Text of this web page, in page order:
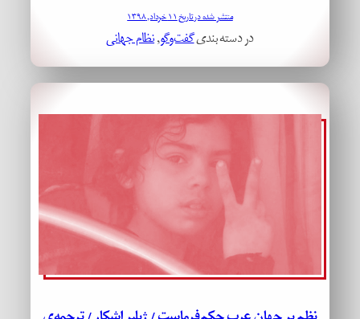
منتشر شده در تاریخ ۱۱ خرداد, ۱۳۹۸
در دسته بندیگفت‌وگو, نظام جهانی